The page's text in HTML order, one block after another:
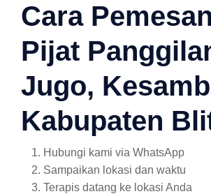
Cara
Pijat
Jugo,
Kabupaten
Hubungi kami via WhatsApp
Sampaikan lokasi dan waktu
Terapis datang ke lokasi Anda